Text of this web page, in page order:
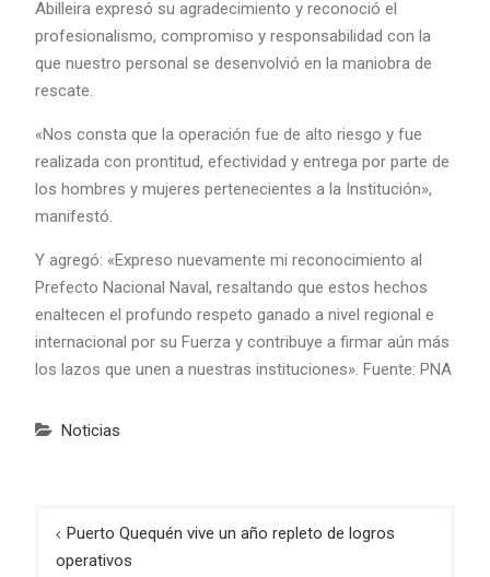
Abilleira expresó su agradecimiento y reconoció el
profesionalismo, compromiso y responsabilidad con la
que nuestro personal se desenvolvió en la maniobra de
rescate.
«Nos consta que la operación fue de alto riesgo y fue
realizada con prontitud, efectividad y entrega por parte de
los hombres y mujeres pertenecientes a la Institución»,
manifestó.
Y agregó: «Expreso nuevamente mi reconocimiento al
Prefecto Nacional Naval, resaltando que estos hechos
enaltecen el profundo respeto ganado a nivel regional e
internacional por su Fuerza y contribuye a firmar aún más
los lazos que unen a nuestras instituciones». Fuente: PNA
Noticias
Navegación
de
Puerto Quequén vive un año repleto de logros
operativos